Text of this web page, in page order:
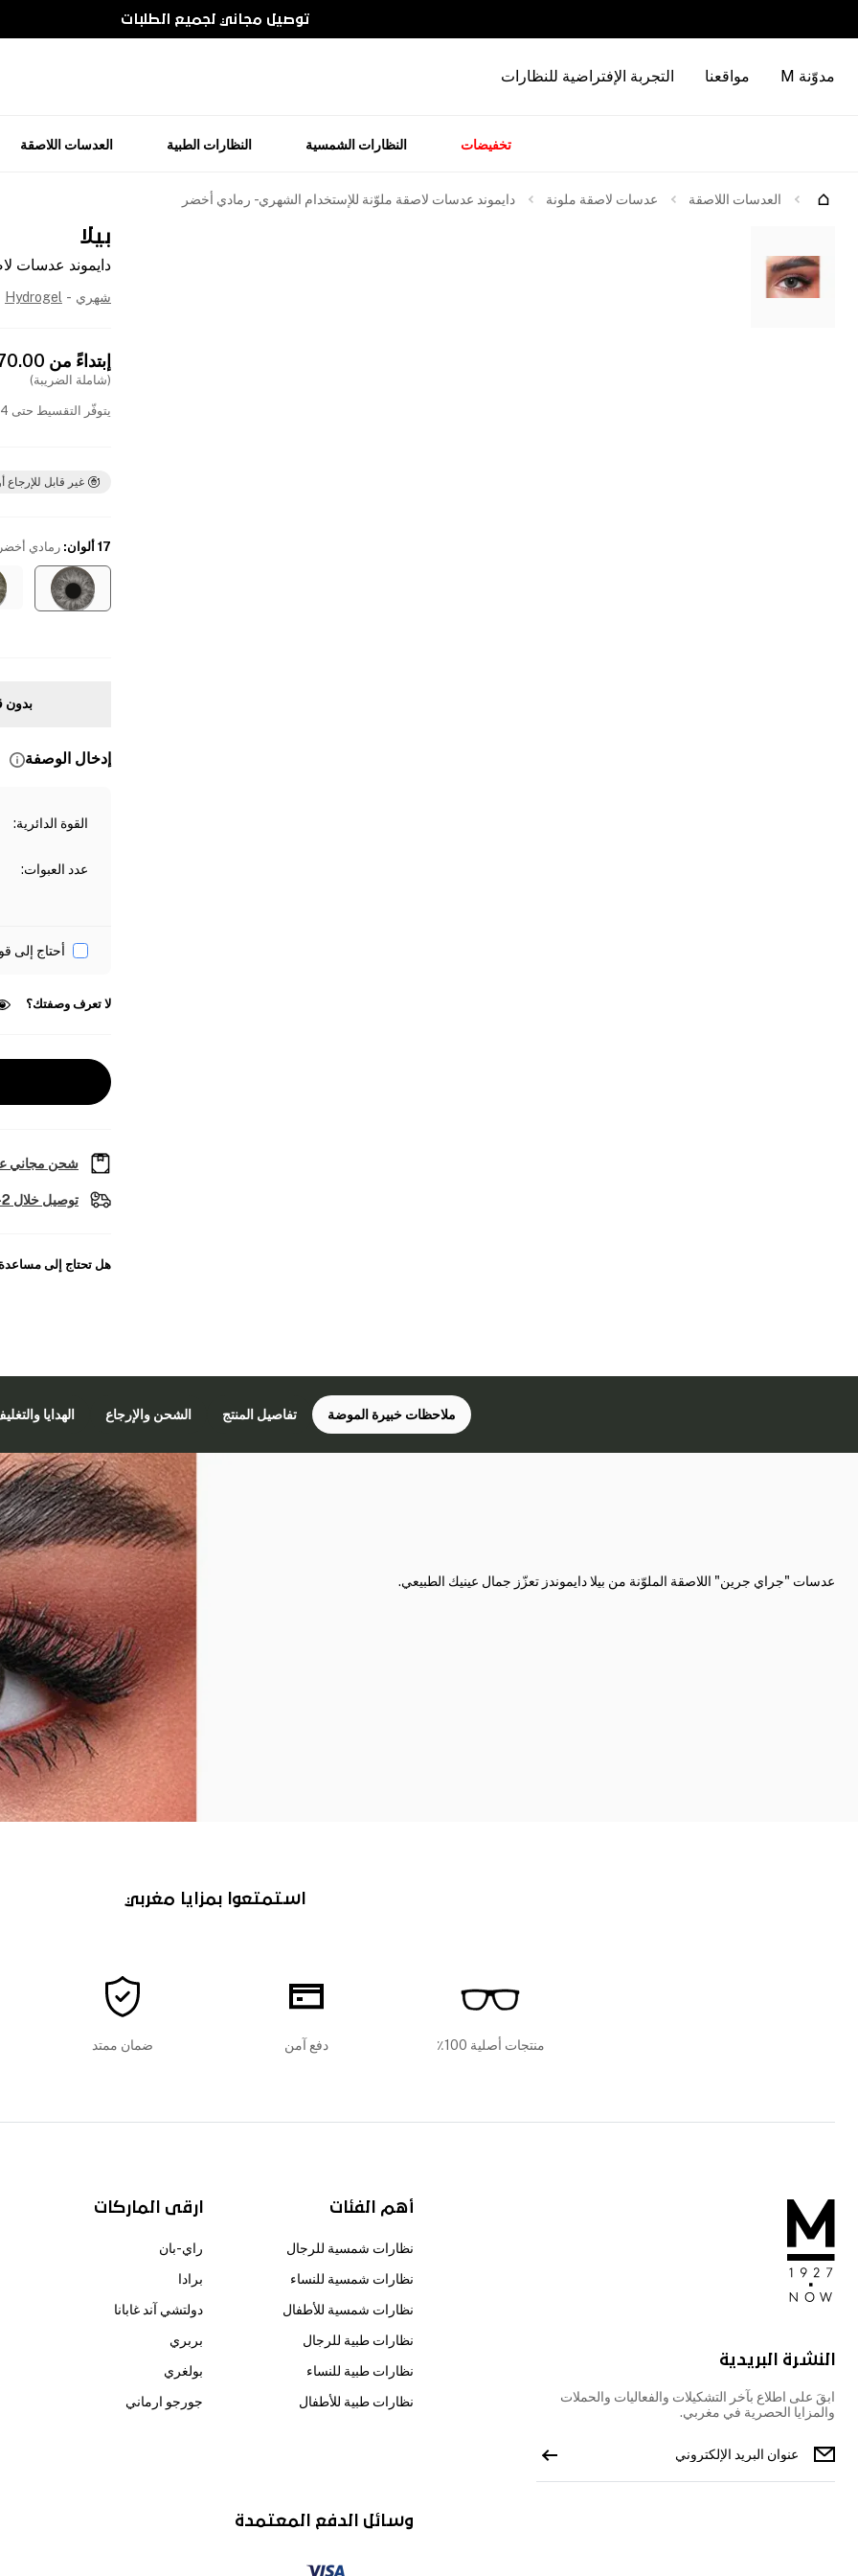
توصيل مجاني لجميع الطلبات
مدوّنة M مواقعنا التجربة الإفتراضية للنظارات
تخفيضات النظارات الشمسية النظارات الطبية العدسات اللاصقة
العدسات اللاصقة عدسات لاصقة ملونة دايموند عدسات لاصقة ملوّنة للإستخدام الشهري - رمادي أخضر
بيلا
دايموند عدسات
شهري -
Hydrogel
إبتداءً من
(شاملة الضريبة)
يتوفّر التقسيط حتى 4 دفعات بدون فوائد
غير قابل للإرجاع
17 ألوان : رمادي
بدون
إدخال الوصفة
القوة الدائرية:
عدد العبوات:
أحتاج إلى
لا تعرف وصفتك؟
شحن مجاني
توصيل خلال 2-4 أيام عمل
هل تحتاج إلى
ملاحظات خبيرة الموضة تفاصيل المنتج الشحن والإرجاع الهدايا
عدسات "جراي جرين" اللاصقة الملوّنة من بيلا دايموندز تعزّز جمال عينيك الطبيعي.
استمتعوا بمزايا مغربي
منتجات أصلية 100٪ دفع آمن ضمان ممتد
النشرة البريدية
ابقَ على اطلاع بآخر التشكيلات والفعاليات والحملات
والمزايا الحصرية في مغربي.
أهم الفئات
نظارات شمسية للرجال
نظارات شمسية للنساء
نظارات شمسية للأطفال
نظارات طبية للرجال
نظارات طبية للنساء
نظارات طبية للأطفال
ارقى الماركات
راي-بان
برادا
دولتشي آند غابانا
بربري
بولغري
جورجو ارماني
وسائل الدفع المعتمدة